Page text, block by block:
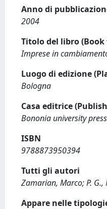
Anno di
2004
Titolo del libro
Imprese in
Luogo di edizione
Bologna
Casa editrice
Bononia university press
ISBN
9788873950394
Tutti gli autori
Zamarian, Marco; P.
Appare nelle